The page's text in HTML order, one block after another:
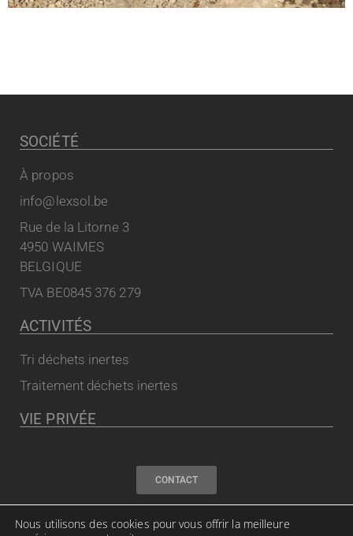
SOCIÉTÉ
À propos
info@lexsol.be
Rue de la Litorne 3
4950 WAIMES
BELGIQUE
TVA BE0845 376 279
ACTIVITÉS
Tri déchets inertes
Traitement déchets inertes
VIE PRIVÉE
CONTACT
Nous utilisons des cookies pour vous offrir la meilleure